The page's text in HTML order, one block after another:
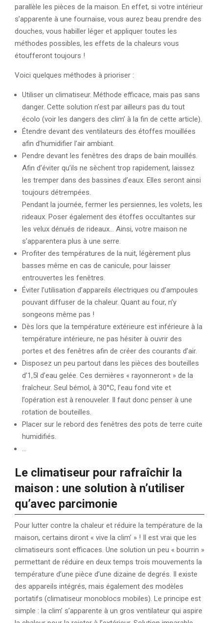
parallèle les pièces de la maison. En effet, si votre intérieur
s’apparente à une fournaise, vous aurez beau prendre des
douches, vous habiller léger et appliquer toutes les
méthodes possibles, les effets de la chaleurs vous
étoufferont toujours !
Voici quelques méthodes à prioriser :
Utiliser un climatiseur. Méthode efficace, mais pas sans
danger. Cette solution n’est par ailleurs pas du tout
écolo (voir les dangers des clim’ à la fin de cette article).
Étendre devant des ventilateurs des étoffes mouillées
afin d’humidifier l’air ambiant.
Pendre devant les fenêtres des draps de bain mouillés.
Afin d’éviter qu’ils ne sèchent trop rapidement, laissez
les tremper dans des bassines d’eaux. Elles seront ainsi
toujours détrempées.
Pendant la journée, fermer les persiennes, les volets, les
rideaux. Poser également des étoffes occultantes sur
les velux dénués de rideaux… Ainsi, votre maison ne
s’apparentera plus à une serre.
Profiter des températures de la nuit, légèrement plus
basses même en cas de canicule, pour laisser
entrouvertes les fenêtres.
Éviter l’utilisation d’appareils électriques ou d’ampoules
pouvant diffuser de la chaleur. Quant au four, n’y
songeons même pas !
Dès lors que la température extérieure est inférieure à la
température intérieure, ne pas hésiter à ouvrir des
portes et des fenêtres afin de créer des courants d’air.
Disposez un peu partout dans les pièces des bouteilles
d’1,5l d’eau gelée. Ces dernières « rayonneront » de la
fraîcheur. Seul bémol, à 30°C, l’eau fond vite et
l’opération est à renouveler. Il faut donc penser à une
rotation de bouteilles.
Placer sur le rebord des fenêtres des pots de terre cuite
humidifiés.
…
Le climatiseur pour rafraîchir la
maison : une solution à n’utiliser
qu’avec parcimonie
Pour lutter contre la chaleur et réduire la température de la
maison, certains diront « vive la clim’ » ! Il est vrai que les
climatiseurs sont efficaces. Une solution un peu « bourrin »
permettant de réduire en deux temps trois mouvements la
température d’une pièce d’une dizaine de degrés. Il existe
des appareils intégrés, mais également des modèles
portatifs (climatiseur monoblocs mobiles). Le principe est
simple : la clim’ s’apparente à un gros ventilateur qui aspire